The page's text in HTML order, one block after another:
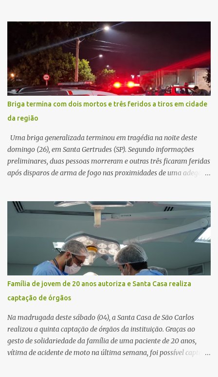
suspeito alegou que seria necessário atualizar o cadastro da conta
e passou a orientar a vítima sobre os procedimentos que deveriam
ser realizados. Dias depois, o golpista enviou um documento em
PDF simulando uma comunicação oficial da instituição financeira.
Na sequência, entrou em contato por telefone e encaminhou um
link, orientando a vítima a acessá-lo pelo computador para
concluir a suposta atualização cadastral. Após realizar o
procedimento, a conta bancária ficou bloqueada por algumas
horas. Sem conseguir acessar o sistema, a vítima tentou
novamente contato com o suposto gerente, mas não obteve
resposta. Na segunda-fe...
Briga termina com dois mortos e três feridos a tiros em cidade
da região
Uma briga generalizada terminou em tragédia na noite deste
domingo (26), em Santa Gertrudes (SP). Segundo informações
preliminares, duas pessoas morreram e outras três ficaram feridas
após disparos de arma de fogo nas proximidades de uma adega. O
começado dentro do estabelecimento e se estendido para a área
externa, quando dois homens armados passaram a efetuar
diversos disparos. Duas vítimas morreram ainda no local. Outras
três pessoas foram baleadas e socorridas. Até o momento, não
foram divulgadas informações oficiais sobre o estado de saúde dos
feridos. Equipes da Polícia Militar de Santa Gertrudes atenderam a
ocorrência e isolaram a área para o trabalho da perícia. Até a
última atualização, nenhum suspeito havia sido preso. A Polícia
Civil investigará a motivação da briga, a autoria dos disparos e as
circunstâncias do crime. A ocorrência segue em anda...
Família de jovem de 20 anos autoriza e Santa Casa realiza
captação de órgãos
Na madrugada deste sábado (04), a Santa Casa de São Carlos
realizou a quinta captação de órgãos da instituição. Graças ao
gesto de solidariedade da família de uma paciente de 20 anos,
vítima de acidente de moto na última semana, foi possível captar o